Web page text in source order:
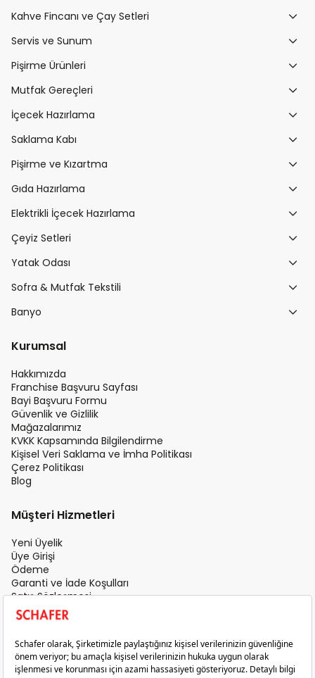
Kahve Fincanı ve Çay Setleri
Servis ve Sunum
Pişirme Ürünleri
Mutfak Gereçleri
İçecek Hazırlama
Saklama Kabı
Pişirme ve Kızartma
Gıda Hazırlama
Elektrikli İçecek Hazırlama
Çeyiz Setleri
Yatak Odası
Sofra & Mutfak Tekstili
Banyo
Kurumsal
Hakkımızda
Franchise Başvuru Sayfası
Bayi Başvuru Formu
Güvenlik ve Gizlilik
Mağazalarımız
KVKK Kapsamında Bilgilendirme
Kişisel Veri Saklama ve İmha Politikası
Çerez Politikası
Blog
Müşteri Hizmetleri
Yeni Üyelik
Üye Girişi
Ödeme
Garanti ve İade Koşulları
Satış Sözleşmesi
Üyelik Sözleşmesi
İletişim
Teslimat Koşulları
Gizlilik ve Güvenlik
Sık Sorulan Sorular